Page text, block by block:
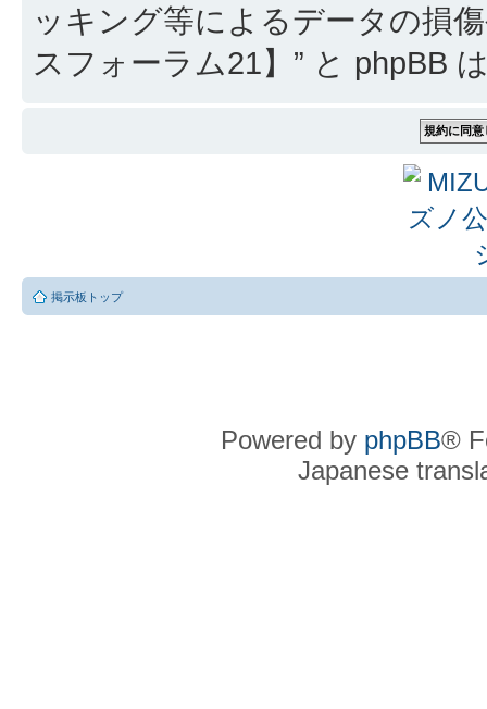
ッキング等によるデータの損
スフォーラム21】” と phpBB
掲示板トップ
Powered by phpBB®
Japanese